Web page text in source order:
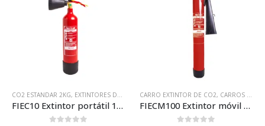
CO2 ESTANDAR 2KG, EXTINTORES DE CO2 EXTINTORES PORTÁTILES,FIRE ICE
FIEC10 Extintor portátil 1kg CO2 Eficacia 13B Fire Ice
CARRO EXTINTOR DE CO2, CARROS EXTINTORES
FIECM100 Extintor móvil 10kg CO2 Eficacia Equivalente 133B Fire-Ice